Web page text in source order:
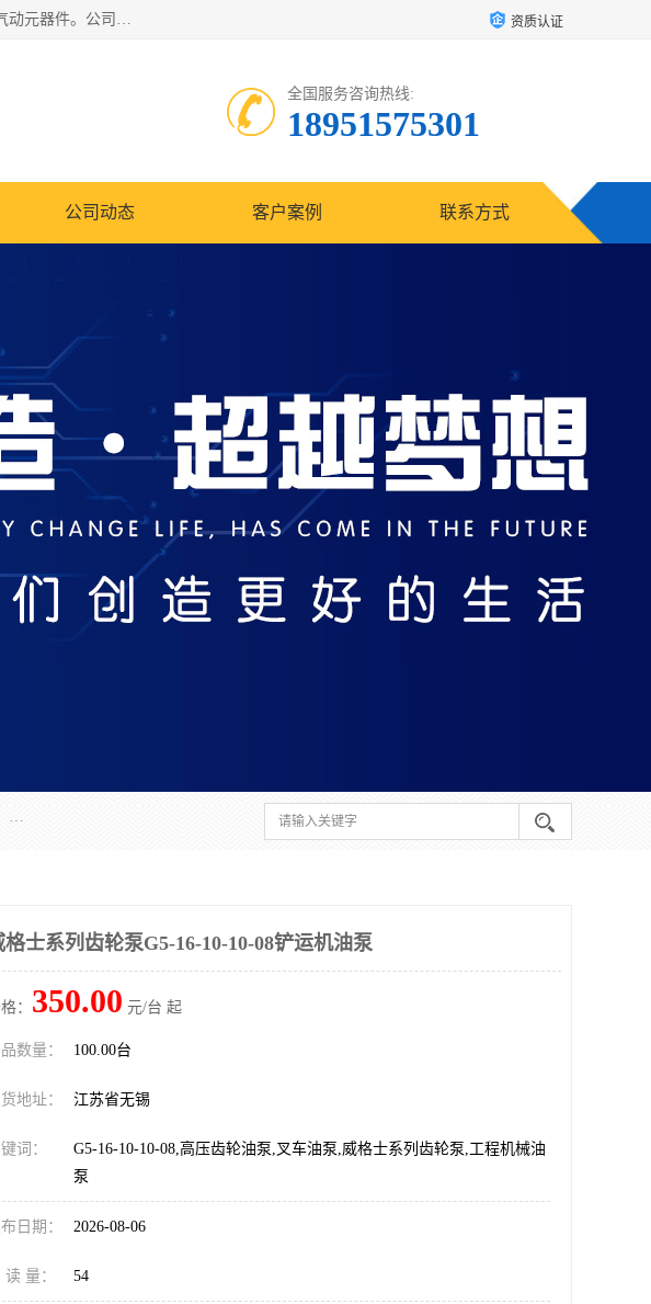
无锡凯乐福智能科技有限公司主营产品：打包机油泵、风冷式油冷却器、液压阀、液压泵、冷却器、过滤器及气动元器件。公司主导生产齿轮泵、齿轮马达、液压阀等产品。共计100多个系列、3000余种规格。覆盖了液压系统的动力元件、控制元件和执行元件，具备较强的成套供货、服务能力。 资质认证
全国服务咨询热线:
18951575301
公司动态 客户案例 联系方式
无锡凯乐福智能科技有限公司主营产品：打包机油泵、风冷式油冷却器、液压阀、液压泵、冷却器、过滤器及气动元器件。公司主导生产齿轮泵、齿轮马达、液压阀等产品。共计100多个系列、3000余种规格。覆盖了液压系统的动力元件、控制元件和执行元件，具备较强的成套供货、服务能力。
格士系列齿轮泵G5-16-10-10-08铲运机油泵
： 350.00 元/台 起
数量： 100.00台
地址： 江苏省无锡
词：
G5-16-10-10-08,高压齿轮油泵,叉车油泵,威格士系列齿轮泵,工程机械油
泵
日期： 2026-08-06
读 量： 54